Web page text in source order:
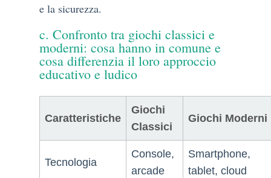
e la sicurezza.
c. Confronto tra giochi classici e
moderni: cosa hanno in comune e
cosa differenzia il loro approccio
educativo e ludico
Caratteristiche
Giochi
Classici
Giochi Moderni
Tecnologia
Console,
arcade
Smartphone,
tablet, cloud